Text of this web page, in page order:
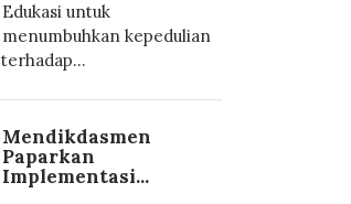
Edukasi untuk
menumbuhkan kepedulian
terhadap...
Mendikdasmen
Paparkan
Implementasi...